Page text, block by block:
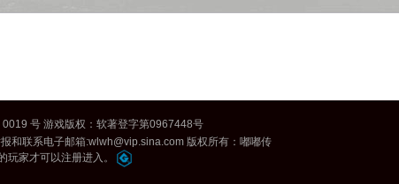
号 游戏版权：软著登字第0967448号
联系电子邮箱:wlwh@vip.sina.com 版权所有： 嘟嘟传
玩家才可以注册进入。